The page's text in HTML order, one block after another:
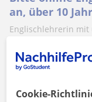
an, über 10
Englischlehrerin mit
Mehr sehen
Cookie-